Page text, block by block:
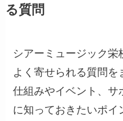
る質問
シアーミュージック栄
よく寄せられる質問
仕組みやイベント、サ
に知っておきたいポイ